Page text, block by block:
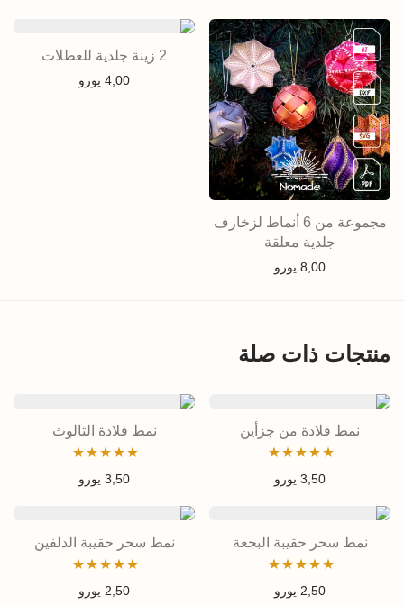
2 زينة جلدية للعطلات
4,00 يورو
مجموعة من 6 أنماط لزخارف
جلدية معلقة
8,00 يورو
منتجات ذات صلة
نمط قلادة الثالوث
تم التقييم
3,50 يورو
نمط قلادة من جزأين
تم التقييم
3,50 يورو
نمط سحر حقيبة الدلفين
تم التقييم
2,50 يورو
نمط سحر حقيبة البجعة
تم التقييم
2,50 يورو